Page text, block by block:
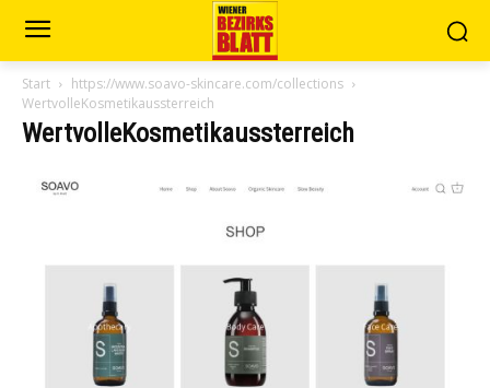
Start
https://www.soavo-skincare.com/collections
WertvolleKosmetikaussterreich
WertvolleKosmetikaussterreich